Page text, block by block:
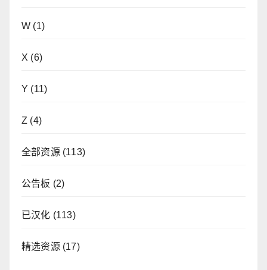
W (1)
X (6)
Y (11)
Z (4)
全部资源 (113)
公告板 (2)
已汉化 (113)
精选资源 (17)